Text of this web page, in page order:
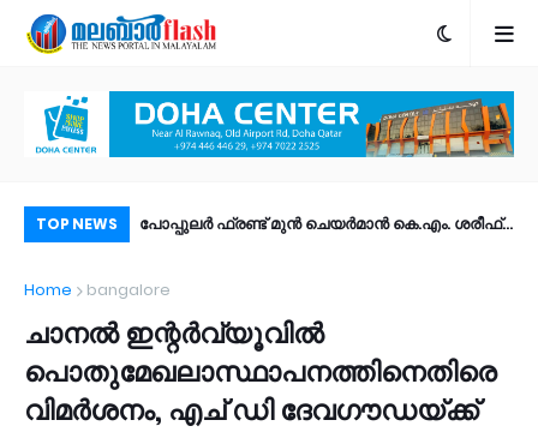
TOP NEWS
ഐഒഎസ് 27
പോപ്പുലർ ഫ്രണ്ട്​ മുൻ ചെയർമാൻ കെ.എം. ശരീഫ്​
Home bangalore
ചാനൽ ഇന്റർവ്യൂവിൽ
പൊതുമേഖലാസ്ഥാപനത്തിനെതിരെ
വിമർശനം, എച് ഡി ദേവഗൗഡയ്ക്ക്